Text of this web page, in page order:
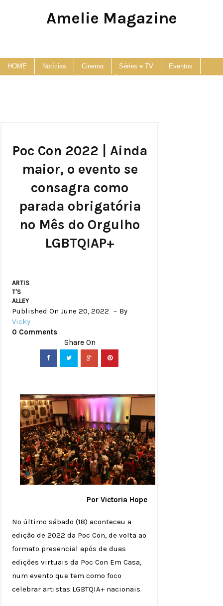
Amelie Magazine
HOME Notícias Cinema Séries e TV Eventos
Poc Con 2022 | Ainda
maior, o evento se
consagra como
parada obrigatória
no Mês do Orgulho
LGBTQIAP+
ARTIS
T'S
ALLEY
Published On June 20, 2022
By
Vicky
0 Comments
Por Victoria Hope
No último sábado (18) aconteceu a
edição de 2022 da Poc Con, de volta ao
formato presencial após de duas
edições virtuais da Poc Con Em Casa,
num evento que tem como foco
celebrar artistas LGBTQIA+ nacionais.